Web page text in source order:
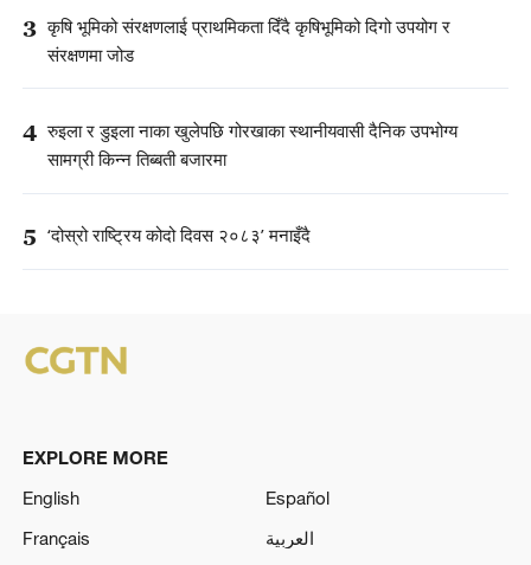
3 कृषि भूमिको संरक्षणलाई प्राथमिकता दिँदै कृषिभूमिको दिगो उपयोग र
संरक्षणमा जोड
4 रुइला र डुइला नाका खुलेपछि गोरखाका स्थानीयवासी दैनिक उपभोग्य
सामग्री किन्न तिब्बती बजारमा
5 ‘दोस्रो राष्ट्रिय कोदो दिवस २०८३’ मनाइँदै
EXPLORE MORE
English
Español
Français
العربية